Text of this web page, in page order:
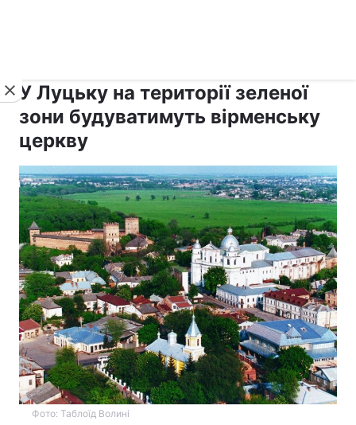
У Луцьку на території зеленої
зони будуватимуть вірменську
церкву
Фото: Таблоїд Волині